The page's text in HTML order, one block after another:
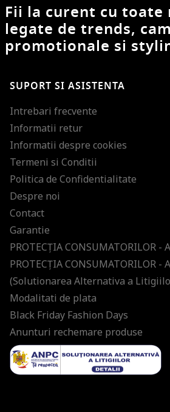
Fii la curent cu
legate de trends,
promotionale si
SUPORT SI ASISTENTA
Intrebari frecvente
Informatii retur
Informatii despre cookies
Termeni si Conditii
Politica de Confidentialitate
Despre noi
Contact
Garantie
PROTECŢIA CONSUMATORILOR -
PROTECŢIA CONSUMATORILOR -
(Solutionarea Alternativa a
Modalitati de plata
Black Friday Fashion Days
Anunturi rechemare produse